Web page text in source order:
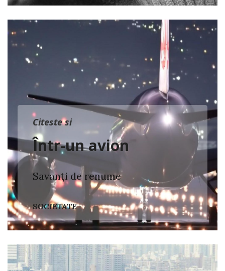
Citeste si
Într-un avion
Savanți de renume
SOCIETATE